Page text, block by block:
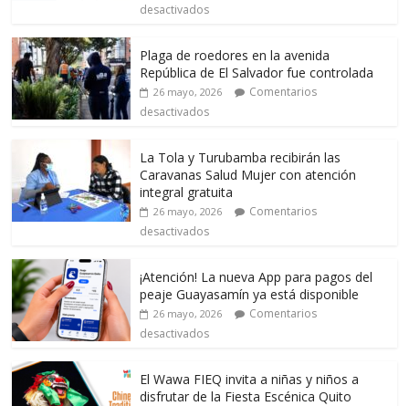
desactivados
Plaga de roedores en la avenida
República de El Salvador fue controlada
26 mayo, 2026
Comentarios
desactivados
La Tola y Turubamba recibirán las
Caravanas Salud Mujer con atención
integral gratuita
26 mayo, 2026
Comentarios
desactivados
¡Atención! La nueva App para pagos del
peaje Guayasamín ya está disponible
26 mayo, 2026
Comentarios
desactivados
El Wawa FIEQ invita a niñas y niños a
disfrutar de la Fiesta Escénica Quito